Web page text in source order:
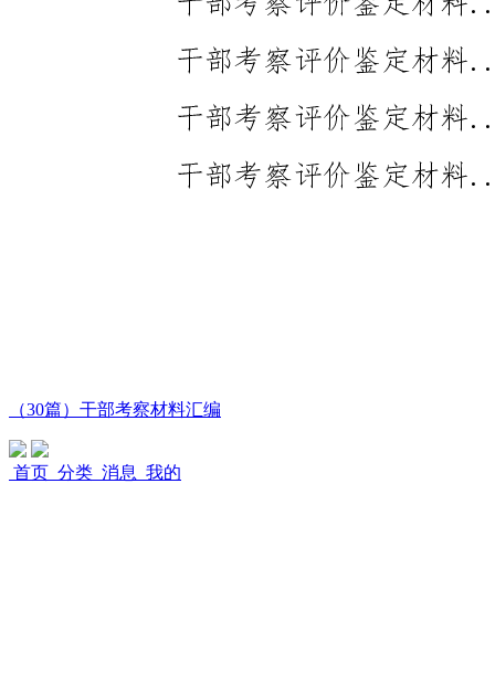
（30篇）干部考察材料汇编
首页 分类 消息 我的